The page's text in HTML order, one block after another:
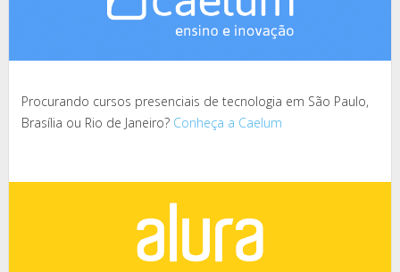
Procurando cursos presenciais de tecnologia em São Paulo,
Brasília ou Rio de Janeiro? Conheça a Caelum